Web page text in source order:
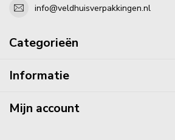
info@veldhuisverpakkingen.nl
Categorieën
Informatie
Mijn account